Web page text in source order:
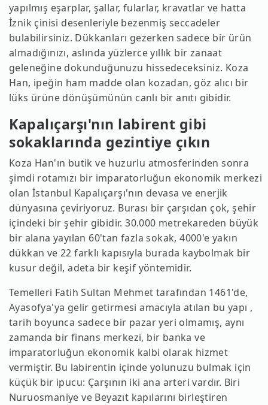
yapılmış eşarplar, şallar, fularlar, kravatlar ve hatta
İznik çinisi desenleriyle bezenmiş seccadeler
bulabilirsiniz. Dükkanları gezerken sadece bir ürün
almadığınızı, aslında yüzlerce yıllık bir zanaat
geleneğine dokunduğunuzu hissedeceksiniz. Koza
Han, ipeğin ham madde olan kozadan, göz alıcı bir
lüks ürüne dönüşümünün canlı bir anıtı gibidir.
Kapalıçarşı'nın labirent gibi
sokaklarında gezintiye çıkın
Koza Han'ın butik ve huzurlu atmosferinden sonra
şimdi rotamızı bir imparatorluğun ekonomik merkezi
olan İstanbul Kapalıçarşı'nın devasa ve enerjik
dünyasına çeviriyoruz. Burası bir çarşıdan çok, şehir
içindeki bir şehir gibidir. 30.000 metrekareden büyük
bir alana yayılan 60'tan fazla sokak, 4000'e yakın
dükkan ve 22 farklı kapısıyla burada kaybolmak bir
kusur değil, adeta bir keşif yöntemidir.
Temelleri Fatih Sultan Mehmet tarafından 1461'de,
Ayasofya'ya gelir getirmesi amacıyla atılan bu yapı ,
tarih boyunca sadece bir pazar yeri olmamış, aynı
zamanda bir finans merkezi, bir banka ve
imparatorluğun ekonomik kalbi olarak hizmet
vermiştir. Bu labirentin içinde yolunuzu bulmak için
küçük bir ipucu: Çarşının iki ana arteri vardır. Biri
Nuruosmaniye ve Beyazıt kapılarını birleştiren